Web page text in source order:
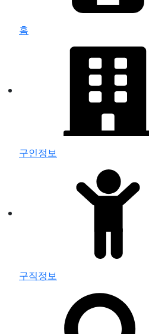
홈
구인정보
구직정보